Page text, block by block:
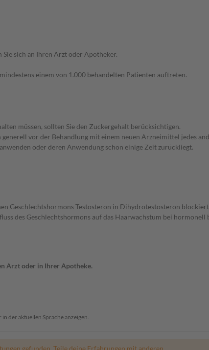
sich an Ihren Arzt oder Apotheker.
einem von 1.000 behandelten Patienten auftreten.
müssen, sollten Sie den Zuckergehalt berücksichtigen.
vor der Behandlung mit einem neuen Arzneimittel jedes
oder deren Anwendung schon einige Zeit zurückliegt.
Geschlechtshormons Testosteron in Dihydrotestosteron
des Geschlechtshormons auf das Haarwachstum bei
Arzt oder in Ihrer Apotheke.
der aktuellen Sprache anzeigen.
gefunden. Teile deine Erfahrungen mit anderen.